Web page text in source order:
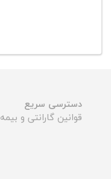
دسترسی سریع
قوانین گارانتی و بیمه